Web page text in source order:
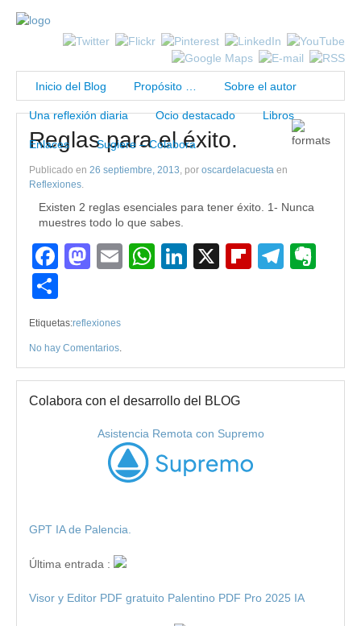
Inicio del Blog Propósito … Sobre el autor
Una reflexión diaria Ocio destacado Libros
Enlaces Sugiere – Colabora
Reglas para el éxito.
Publicado en 26 septiembre, 2013, por oscardelacuesta en
Reflexiones.
Existen 2 reglas esenciales para tener éxito. 1- Nunca
muestres todo lo que sabes.
Facebook
Mastodon
EmailWhatsApp
LinkedIn
X Flipboard
Etiquetas:reflexiones
No hay Comentarios.
Colabora con el desarrollo del BLOG
Asistencia Remota con Supremo
GPT IA de Palencia.
Última entrada :
Visor y Editor PDF gratuito Palentino PDF Pro 2025 IA